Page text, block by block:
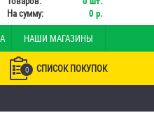
На сумму:
0 р.
НАШИ МАГАЗИНЫ
0 СПИСОК ПОКУПОК